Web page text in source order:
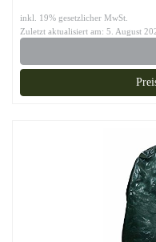
inkl. 19% gesetzlicher MwSt.
Zuletzt aktualisiert am: 5. August